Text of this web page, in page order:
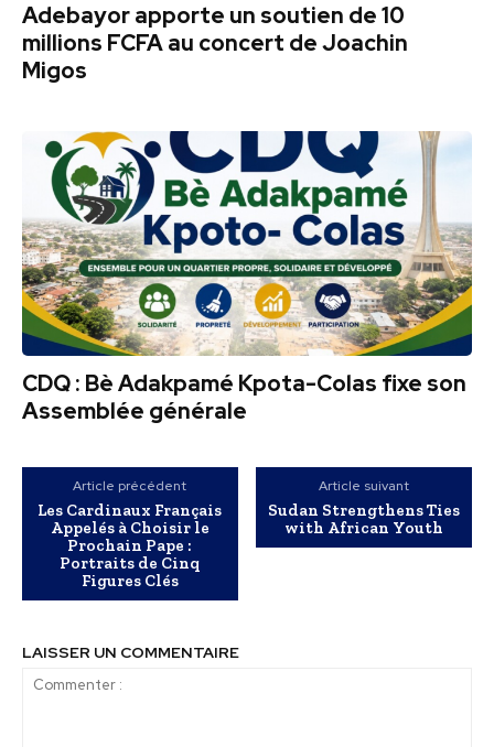
Adebayor apporte un soutien de 10
millions FCFA au concert de Joachin
Migos
CDQ : Bè Adakpamé Kpota-Colas fixe son
Assemblée générale
Article précédent
Les Cardinaux Français
Appelés à Choisir le
Prochain Pape :
Portraits de Cinq
Figures Clés
Article suivant
Sudan Strengthens Ties
with African Youth
LAISSER UN COMMENTAIRE